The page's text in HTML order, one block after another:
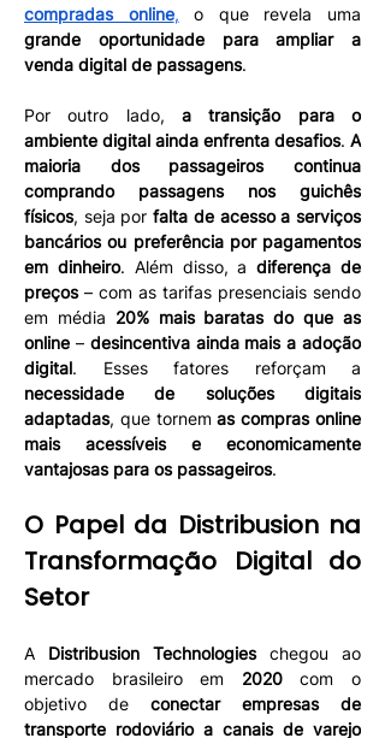
compradas online,
grande oportunidade para ampliar a
venda digital de passagens.
Por outro lado, a transição para o
ambiente digital ainda enfrenta desafios. A
maioria dos passageiros continua
comprando passagens nos guichês
físicos, seja por falta de acesso a serviços
bancários ou preferência por pagamentos
em dinheiro. Além disso, a diferença de
preços – com as tarifas presenciais sendo
em média 20% mais baratas do que as
online – desincentiva ainda mais a adoção
digital
necessidade de soluções digitais
adaptadas, que tornem as compras online
mais acessíveis e economicamente
vantajosas para os passageiros.
O Papel da Distribusion na
Transformação Digital do
Setor
A Distribusion Technologies chegou ao
mercado brasileiro em 2020 com o
objetivo de conectar empresas de
transporte rodoviário a canais de varejo